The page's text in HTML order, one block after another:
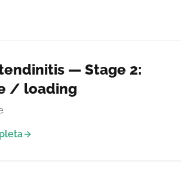
— Stage 2:
/ loading